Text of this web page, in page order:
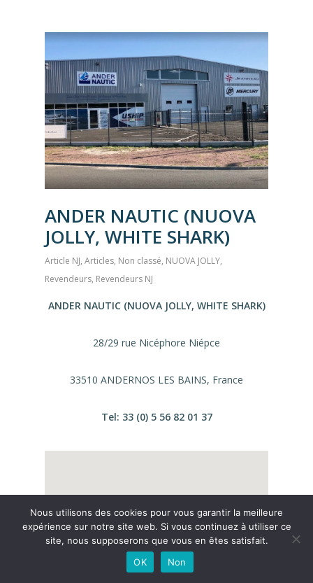
ANDER NAUTIC (NUOVA
JOLLY, WHITE SHARK)
Article NJ, Articles, Non classé, NUOVA JOLLY,
Revendeurs, Revendeurs NJ
ANDER NAUTIC (NUOVA JOLLY, WHITE SHARK)
28/29 rue Nicéphore Niépce
33510 ANDERNOS LES BAINS, France
Tel: 33 (0) 5 56 82 01 37
Nous utilisons des cookies pour vous garantir la meilleure
expérience sur notre site web. Si vous continuez à utiliser ce
site, nous supposerons que vous en êtes satisfait.
OK
Non